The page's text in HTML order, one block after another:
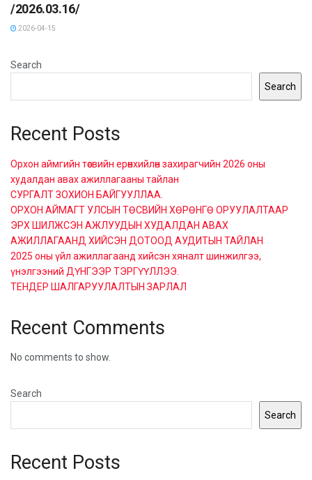
/2026.03.16/
2026-04-15
Search
Search
Recent Posts
Орхон аймгийн төсвийн ерөнхийлөн захирагчийн 2026 оны
худалдан авах ажиллагааны тайлан
СУРГАЛТ ЗОХИОН БАЙГУУЛЛАА.
ОРХОН АЙМАГТ УЛСЫН ТӨСВИЙН ХӨРӨНГӨ ОРУУЛАЛТААР
ЭРХ ШИЛЖСЭН АЖЛУУДЫН ХУДАЛДАН АВАХ
АЖИЛЛАГААНД ХИЙСЭН ДОТООД АУДИТЫН ТАЙЛАН
2025 оны үйл ажиллагаанд хийсэн хяналт шинжилгээ,
үнэлгээний ДҮНГЭЭР ТЭРГҮҮЛЛЭЭ.
ТЕНДЕР ШАЛГАРУУЛАЛТЫН ЗАРЛАЛ
Recent Comments
No comments to show.
Search
Search
Recent Posts